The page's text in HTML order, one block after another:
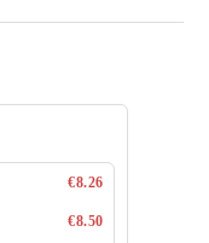
€8.26
€8.50